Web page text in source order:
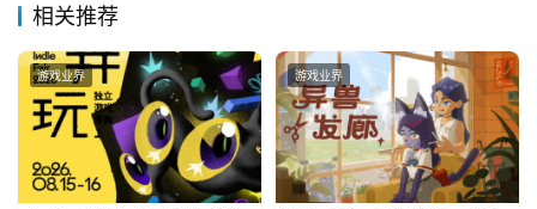
相关推荐
游戏业界 游戏业界